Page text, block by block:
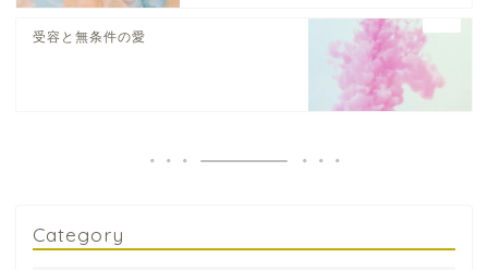
受容と無条件の愛
Category